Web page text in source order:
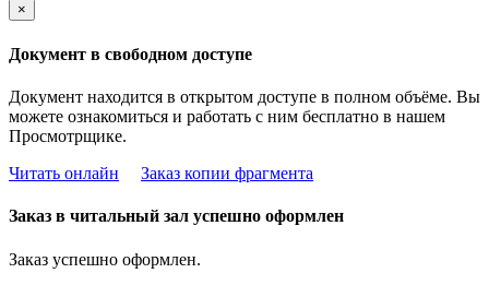
×
Документ в свободном доступе
Документ находится в открытом доступе в полном объёме. Вы
можете ознакомиться и работать с ним бесплатно в нашем
Просмотрщике.
Читать онлайн
Заказ копии фрагмента
Заказ в читальный зал успешно оформлен
Заказ успешно оформлен.